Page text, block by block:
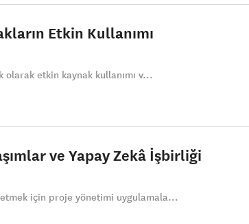
Etkin Kullanımı
olarak etkin kaynak kullanımı v...
ve Yapay Zekâ İşbirliği
için proje yönetimi uygulamala...